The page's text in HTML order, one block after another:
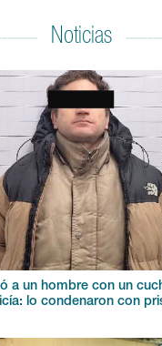
Noticias
a un hombre con un
lo condenaron con